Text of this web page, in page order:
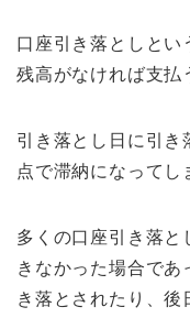
口座引き落としとい
残高がなければ支払
引き落とし日に引き
点で滞納になってし
多くの口座引き落と
きなかった場合であ
き落とされたり、後